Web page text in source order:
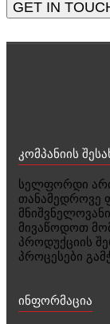
კომპანიის
სელფორდი
თანამედროვე
მივაწოდოთ
პროდუქციის
პროცესები
ინფორმაცია